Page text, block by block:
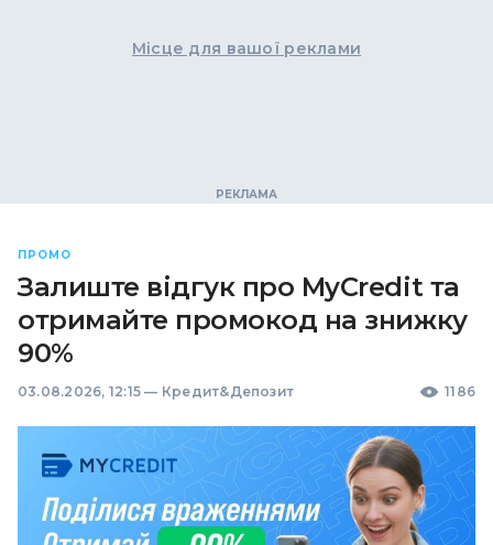
Місце для вашої реклами
ПРОМО
Залиште відгук про MyCredit та
отримайте промокод на знижку
90%
03.08.2026, 12:15 — Кредит&Депозит 1186